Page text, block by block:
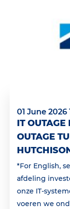
01 June 2026
IT
OUTAGE
*For English,
afdeling
onze IT-
voeren we